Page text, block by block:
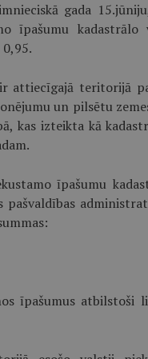
gada
īpašumu
attiecīgajā teritorijā
un pilsētu
kas izteikta kā
īpašumu
pašvaldības
īpašumus atbilstoši